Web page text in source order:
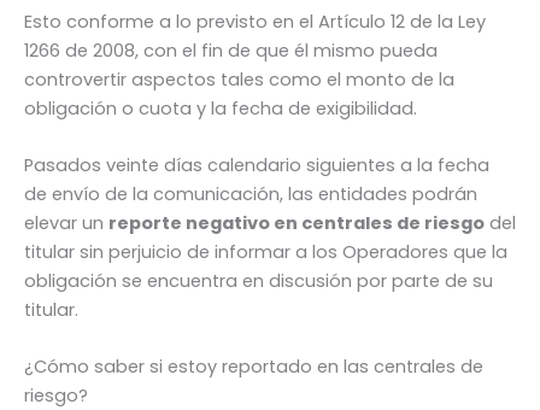
Esto conforme a lo previsto en el Artículo 12 de la Ley
1266 de 2008, con el fin de que él mismo pueda
controvertir aspectos tales como el monto de la
obligación o cuota y la fecha de exigibilidad.
Pasados veinte días calendario siguientes a la fecha
de envío de la comunicación, las entidades podrán
elevar un reporte negativo en centrales de riesgo del
titular sin perjuicio de informar a los Operadores que la
obligación se encuentra en discusión por parte de su
titular.
¿Cómo saber si estoy reportado en las centrales de
riesgo?